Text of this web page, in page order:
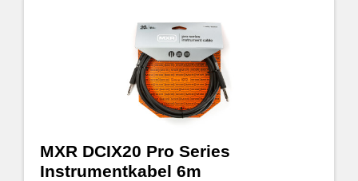
MXR DCIX20 Pro Series
Instrumentkabel 6m